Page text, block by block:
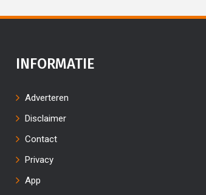
INFORMATIE
Adverteren
Disclaimer
Contact
Privacy
App